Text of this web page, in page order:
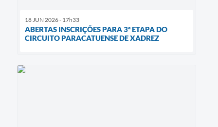
18 JUN 2026 - 17h33
ABERTAS INSCRIÇÕES PARA 3ª ETAPA DO
CIRCUITO PARACATUENSE DE XADREZ